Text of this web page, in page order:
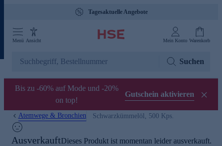
Tagesaktuelle Angebote
Menü Ansicht Mein Konto Warenkorb
Suchen
Bis zu -60% auf Mode und -20%
on top!
Gutschein aktivieren
Atemwege & Bronchien Schwarzkümmelöl, 500 Kps.
AusverkauftDieses Produkt ist momentan leider ausverkauft.